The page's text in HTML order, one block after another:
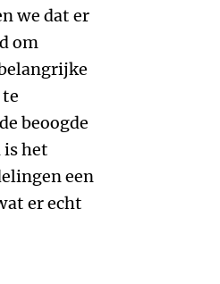
we dat er
om
beoogde
is het
een
er echt